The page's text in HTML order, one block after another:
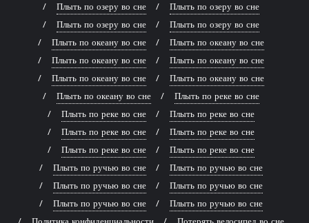
Плыть по озеру во сне
Плыть по озеру во сне
Плыть по озеру во сне
Плыть по озеру во сне
Плыть по океану во сне
Плыть по океану во сне
Плыть по океану во сне
Плыть по океану во сне
Плыть по океану во сне
Плыть по океану во сне
Плыть по океану во сне
Плыть по реке во сне
Плыть по реке во сне
Плыть по реке во сне
Плыть по реке во сне
Плыть по реке во сне
Плыть по реке во сне
Плыть по реке во сне
Плыть по ручью во сне
Плыть по ручью во сне
Плыть по ручью во сне
Плыть по ручью во сне
Плыть по ручью во сне
Плыть по ручью во сне